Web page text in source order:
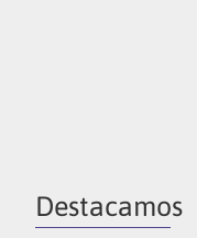
Destacamos